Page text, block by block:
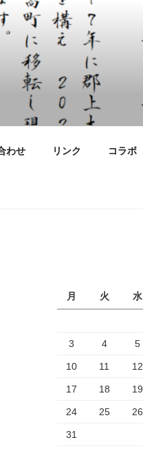
わせ リンク コラボ
月
火 水
3 4 5
10 11 12
17 18 19
24 25 26
31